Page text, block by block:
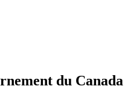
du Canada